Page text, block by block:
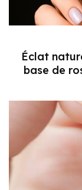
Éclat
base de